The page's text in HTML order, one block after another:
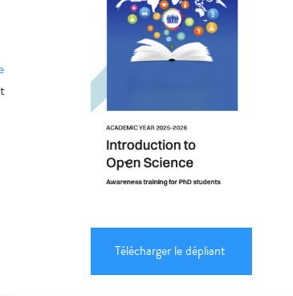
Télécharger le dépliant